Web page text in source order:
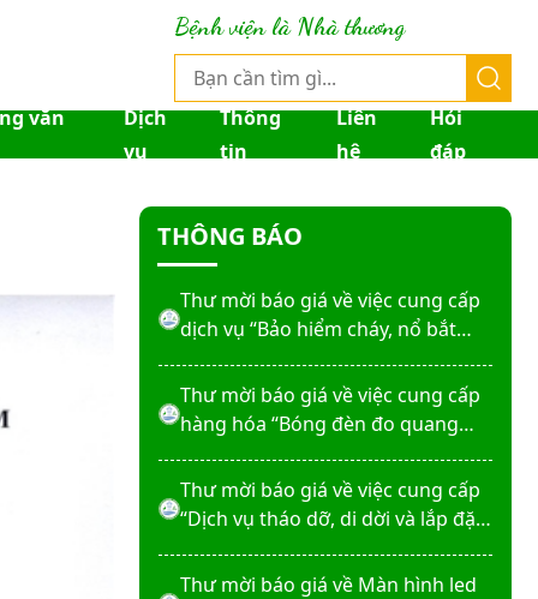
Bệnh viện là Nhà thương
văn
Dịch
vụ
Thông
tin
Liên
hệ
Hỏi
đáp
THÔNG BÁO
Thư mời báo giá về việc sửa chữa
nhà bảo vệ và cổng số 2
Thư mời báo giá sửa chữa máy
nước nóng tấm phẵng
Thư mời báo giá về việc In bìa hồ
sơ bệnh án, Sổ y bạ năm 2026
Thư mời báo giá về việc cung cấp
dịch vụ “Bảo hiểm cháy, nổ bắt
Thư mời báo giá về việc cung cấp
hàng hóa “Bóng đèn đo quang
Erba XL-200 (LAMP-ASSY)
Thư mời báo giá về việc cung cấp
“Dịch vụ tháo dỡ, di dời và lắp đặt
thuật số”
Thư mời báo giá về Màn hình led